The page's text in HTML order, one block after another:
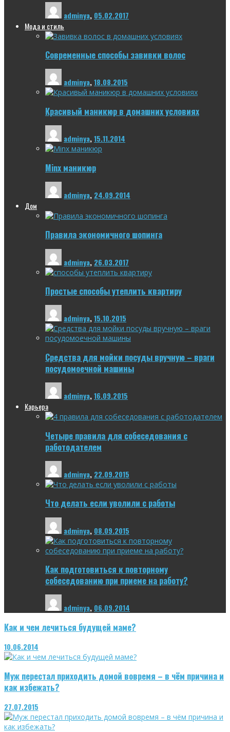
adminya, 05.02.2017
Мода и стиль
Современные способы завивки волос
adminya,18.08.2015
Красивый маникюр в домашних условиях
adminya,15.11.2014
Minx маникюр
adminya, 24.09.2014
Дом
Правила экономичного шопинга
adminya, 26.03.2017
Простые способы утеплить квартиру
adminya,15.10.2015
Средства для мойки посуды вручную – враги
посудомоечной машины
adminya,16.09.2015
Карьера
Четыре правила для собеседования с
работодателем
adminya, 22.09.2015
Что делать если уволили с работы
adminya, 08.09.2015
Как подготовиться к повторному
собеседованию при приеме на работу?
adminya, 06.09.2014
Как и чем лечиться будущей маме?
10.06.2014
Муж перестал приходить домой вовремя – в чём причина и
как избежать?
27.07.2015